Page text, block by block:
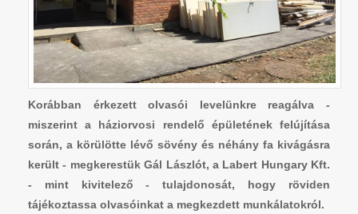
Korábban érkezett olvasói levelünkre reagálva -
miszerint a háziorvosi rendelő épületének felújítása
során, a körülötte lévő sövény és néhány fa kivágásra
került - megkerestük Gál Lászlót, a Labert Hungary Kft.
- mint kivitelező - tulajdonosát, hogy röviden
tájékoztassa olvasóinkat a megkezdett munkálatokról.